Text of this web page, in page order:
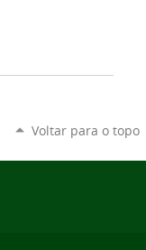
Voltar para o topo